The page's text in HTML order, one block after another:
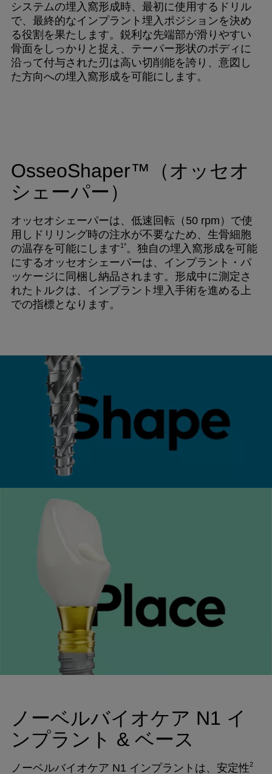
システムの埋入窩形成時、最初に使用するドリル
で、最終的なインプラント埋入ポジションを決め
る役割を果たします。鋭利な先端部が滑りやすい
骨面をしっかりと捉え、テーパー形状のボディに
沿って付与された刃は高い切削能を誇り、意図し
た方向への埋入窩形成を可能にします。
OsseoShaper™（オッセオ
シェーパー）
オッセオシェーパーは、低速回転（50 rpm）で使
用しドリリング時の注水が不要なため、生骨細胞
の温存を可能にします1*。独自の埋入窩形成を可能
にするオッセオシェーパーは、インプラント・パ
ッケージに同梱し納品されます。形成中に測定さ
れたトルクは、インプラント埋入手術を進める上
での指標となります。
ノーベルバイオケア N1 イ
ンプラント & ベース
ノーベルバイオケア N1 インプラントは、安定性2